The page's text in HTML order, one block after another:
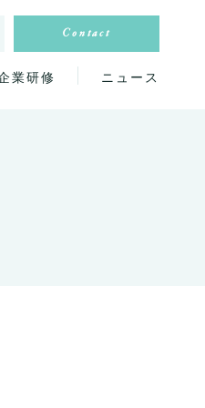
Contact
業研修 ニュース